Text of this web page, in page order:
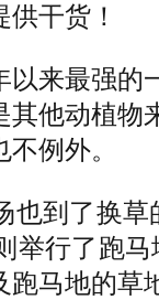
干货！
来最强的
其他动植物
例外。
也到了换
举行了跑
马地的草